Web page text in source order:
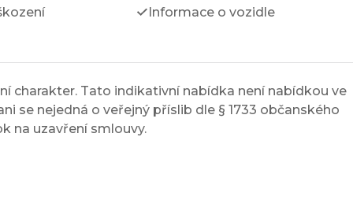
Informace o vozidle
charakter. Tato indikativní nabídka není nabídkou ve
se nejedná o veřejný příslib dle § 1733 občanského
na uzavření smlouvy.